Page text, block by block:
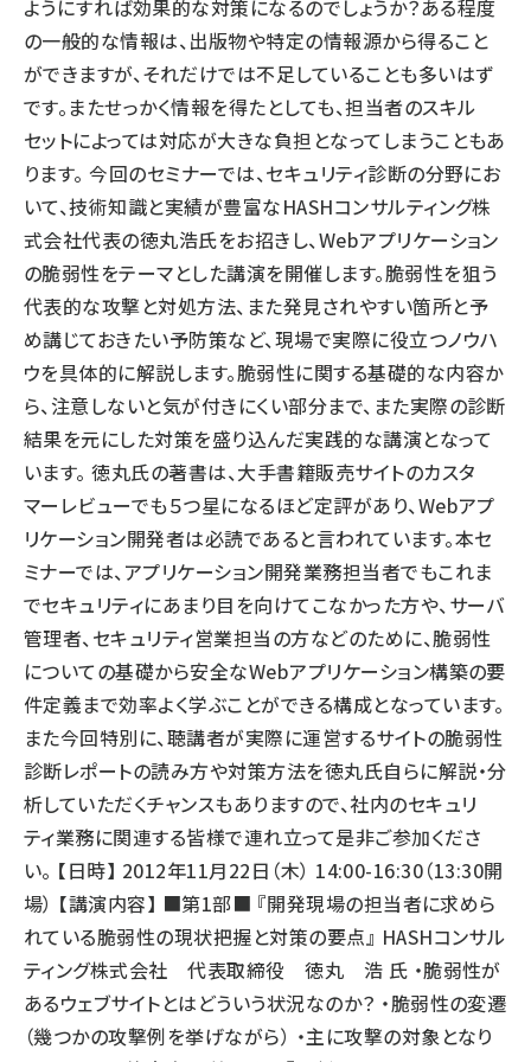
ようにすれば効果的な対策になるのでしょうか？ある程度
の一般的な情報は、出版物や特定の情報源から得ること
ができますが、それだけでは不足していることも多いはず
です。またせっかく情報を得たとしても、担当者のスキル
セットによっては対応が大きな負担となってしまうこともあ
ります。 今回のセミナーでは、セキュリティ診断の分野にお
いて、技術知識と実績が豊富なHASHコンサルティング株
式会社代表の徳丸浩氏をお招きし、Webアプリケーション
の脆弱性をテーマとした講演を開催します。脆弱性を狙う
代表的な攻撃と対処方法、また発見されやすい箇所と予
め講じておきたい予防策など、現場で実際に役立つノウハ
ウを具体的に解説します。脆弱性に関する基礎的な内容か
ら、注意しないと気が付きにくい部分まで、また実際の診断
結果を元にした対策を盛り込んだ実践的な講演となって
います。 徳丸氏の著書は、大手書籍販売サイトのカスタ
マーレビューでも５つ星になるほど定評があり、Webアプ
リケーション開発者は必読であると言われています。本セ
ミナーでは、アプリケーション開発業務担当者でもこれま
でセキュリティにあまり目を向けてこなかった方や、サーバ
管理者、セキュリティ営業担当の方などのために、脆弱性
についての基礎から安全なWebアプリケーション構築の要
件定義まで効率よく学ぶことができる構成となっています。
また今回特別に、聴講者が実際に運営するサイトの脆弱性
診断レポートの読み方や対策方法を徳丸氏自らに解説・分
析していただくチャンスもありますので、社内のセキュリ
ティ業務に関連する皆様で連れ立って是非ご参加くださ
い。 【日時】 2012年11月22日（木） 14:00-16:30（13:30開
場） 【講演内容】 ■第1部■ 『開発現場の担当者に求めら
れている脆弱性の現状把握と対策の要点』 HASHコンサル
ティング株式会社 代表取締役 徳丸 浩 氏 ・脆弱性が
あるウェブサイトとはどういう状況なのか？ ・脆弱性の変遷
（幾つかの攻撃例を挙げながら） ・主に攻撃の対象となり